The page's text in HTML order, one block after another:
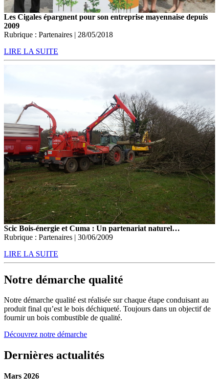
Les Cigales épargnent pour son entreprise mayennaise depuis
2009
Rubrique : Partenaires | 28/05/2018
LIRE LA SUITE
Scic Bois-énergie et Cuma : Un partenariat naturel…
Rubrique : Partenaires | 30/06/2009
LIRE LA SUITE
Notre démarche qualité
Notre démarche qualité est réalisée sur chaque étape conduisant au
produit final qu’est le bois déchiqueté. Toujours dans un objectif de
fournir un bois combustible de qualité.
Découvrez notre démarche
Dernières actualités
Mars 2026